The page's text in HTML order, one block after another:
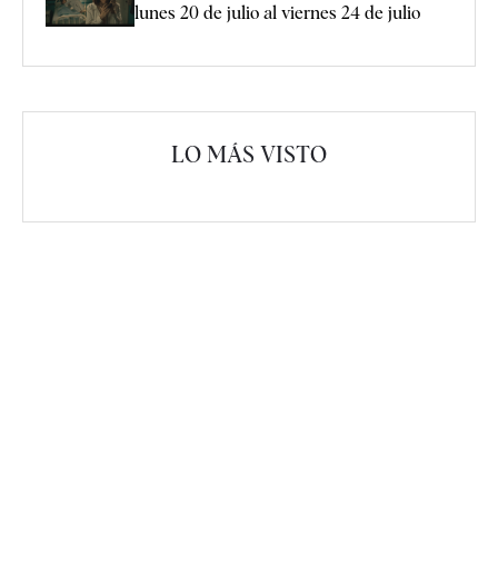
lunes 20 de julio al viernes 24 de julio
LO MÁS VISTO